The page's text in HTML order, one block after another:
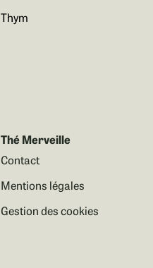
Thym
Thé Merveille
Contact
Mentions légales
Gestion des cookies